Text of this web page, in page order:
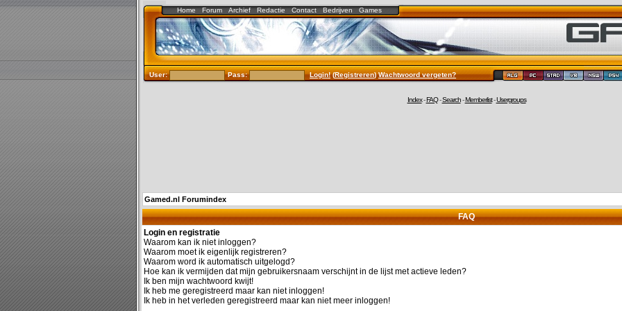
Home Forum Archief Redactie Contact Bedrijven Games
User: Pass: Login!(Registreren)Wachtwoord vergeten?
Index-FAQ-Search-Memberlist-Usergroups
Gamed.nl Forumindex
FAQ
Login en registratie
Waarom kan ik niet inloggen?
Waarom moet ik eigenlijk registreren?
Waarom word ik automatisch uitgelogd?
Hoe kan ik vermijden dat mijn gebruikersnaam verschijnt in de lijst met actieve leden?
Ik ben mijn wachtwoord kwijt!
Ik heb me geregistreerd maar kan niet inloggen!
Ik heb in het verleden geregistreerd maar kan niet meer inloggen!